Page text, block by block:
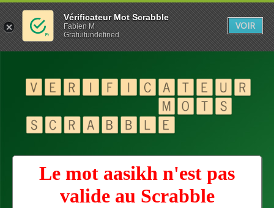
Le mot aasikh n'est pas
valide au Scrabble
Vérificateur Mot Scrabble
Fabien M
Gratuitundefined
VOIR